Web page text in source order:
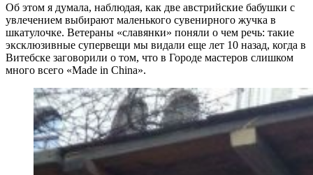
Об этом я думала, наблюдая, как две австрийские бабушки с
увлечением выбирают маленького сувенирного жучка в
шкатулочке. Ветераны «славянки» поняли о чем речь: такие
эксклюзивные супервещи мы видали еще лет 10 назад, когда в
Витебске заговорили о том, что в Городе мастеров слишком
много всего «Made in China».